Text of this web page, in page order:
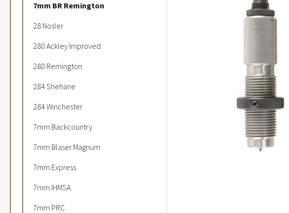
7mm BR Remington
28 Nosler
280 Ackley Improved
280 Remington
284 Shehane
284 Winchester
7mm Backcountry
7mm Blaser Magnum
7mm Express
7mm IHMSA
7mm PRC